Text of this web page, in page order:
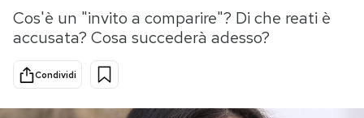
Tecnologia
Internet
Scienza
Cultura
Economia
Storie/Idee
Ok Boomer!
Altrecose
Cos'è un "invito a comparire"? Di che reati è
accusata? Cosa succederà adesso?
Condividi